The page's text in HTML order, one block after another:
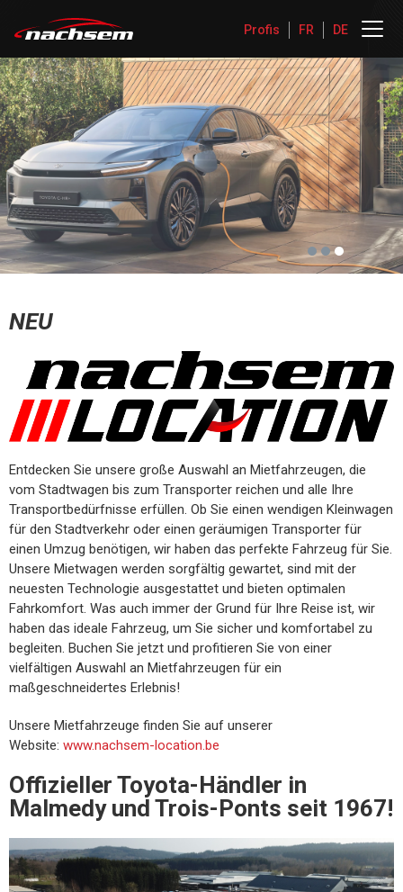
Profis FR DE
NEU
Entdecken Sie unsere große Auswahl an Mietfahrzeugen, die
vom Stadtwagen bis zum Transporter reichen und alle Ihre
Transportbedürfnisse erfüllen. Ob Sie einen wendigen Kleinwagen
für den Stadtverkehr oder einen geräumigen Transporter für
einen Umzug benötigen, wir haben das perfekte Fahrzeug für Sie.
Unsere Mietwagen werden sorgfältig gewartet, sind mit der
neuesten Technologie ausgestattet und bieten optimalen
Fahrkomfort. Was auch immer der Grund für Ihre Reise ist, wir
haben das ideale Fahrzeug, um Sie sicher und komfortabel zu
begleiten. Buchen Sie jetzt und profitieren Sie von einer
vielfältigen Auswahl an Mietfahrzeugen für ein
maßgeschneidertes Erlebnis!
Unsere Mietfahrzeuge finden Sie auf unserer
Website: www.nachsem-location.be
Offizieller Toyota-Händler in
Malmedy und Trois-Ponts seit 1967!